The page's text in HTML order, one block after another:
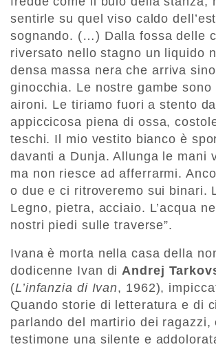
sentirle su quel viso caldo
sognando. (…) Dalla fossa delle
riversato nello stagno un liquido
densa massa nera che arriva
ginocchia. Le nostre gambe sono
aironi. Le tiriamo fuori a stento
appiccicosa piena di ossa,
teschi. Il mio vestito bianco è
davanti a Dunja. Allunga le mani
ma non riesce ad afferrarmi.
o due e ci ritroveremo sui binari.
Legno, pietra, acciaio. L’acqua
nostri piedi sulle traverse”.
Ivana è morta nella casa della
dodicenne Ivan diAndrej
(L’infanzia di Ivan, 1962),
Quando storie di letteratura e di
parlando del martirio dei ragazzi,
testimone una silente e